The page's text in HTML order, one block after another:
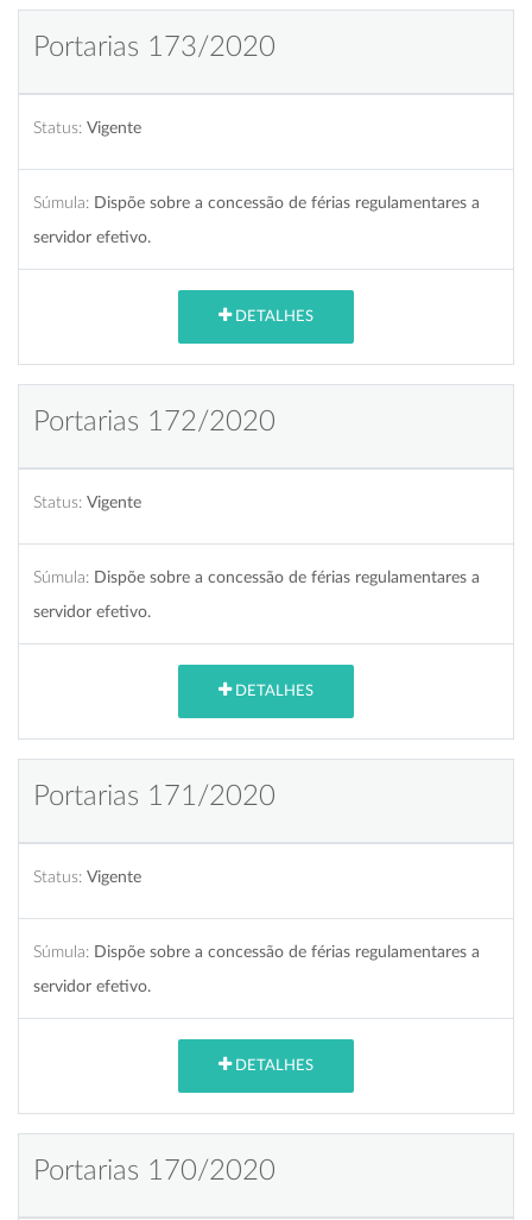
Portarias 173/2020
Status: Vigente
Súmula: Dispõe sobre a concessão de férias regulamentares a
servidor efetivo.
DETALHES
Portarias 172/2020
Status: Vigente
Súmula: Dispõe sobre a concessão de férias regulamentares a
servidor efetivo.
DETALHES
Portarias 171/2020
Status: Vigente
Súmula: Dispõe sobre a concessão de férias regulamentares a
servidor efetivo.
DETALHES
Portarias 170/2020